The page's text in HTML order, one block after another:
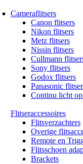
Cameraflitsers
Canon flitsers
Nikon flitsers
Metz flitsers
Nissin flitsers
Cullmann
Sony flitsers
Godox flitsers
Panasonic
Continu licht op
Flitseraccessoires
Flitsverzachters
Overige
Remote en
Flitsschoen
Brackets